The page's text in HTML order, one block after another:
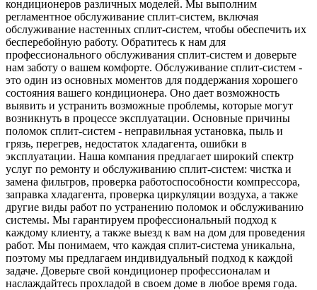
кондиционеров различных моделей. Мы выполним
регламентное обслуживание сплит-систем, включая
обслуживание настенных сплит-систем, чтобы обеспечить их
бесперебойную работу. Обратитесь к нам для
профессионального обслуживания сплит-систем и доверьте
нам заботу о вашем комфорте. Обслуживание сплит-систем -
это один из основных моментов для поддержания хорошего
состояния вашего кондиционера. Оно дает возможность
выявить и устранить возможные проблемы, которые могут
возникнуть в процессе эксплуатации. Основные причины
поломок сплит-систем - неправильная установка, пыль и
грязь, перегрев, недостаток хладагента, ошибки в
эксплуатации. Наша компания предлагает широкий спектр
услуг по ремонту и обслуживанию сплит-систем: чистка и
замена фильтров, проверка работоспособности компрессора,
заправка хладагента, проверка циркуляции воздуха, а также
другие виды работ по устранению поломок и обслуживанию
системы. Мы гарантируем профессиональный подход к
каждому клиенту, а также выезд к вам на дом для проведения
работ. Мы понимаем, что каждая сплит-система уникальна,
поэтому мы предлагаем индивидуальный подход к каждой
задаче. Доверьте свой кондиционер профессионалам и
наслаждайтесь прохладой в своем доме в любое время года.